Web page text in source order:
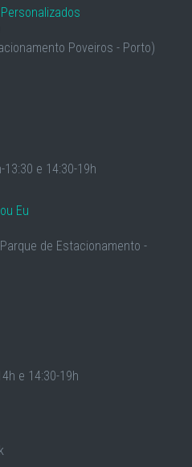
Poveiros - Porto)
13:30 e 14:30-19h
Eu
de Estacionamento -
e 14:30-19h